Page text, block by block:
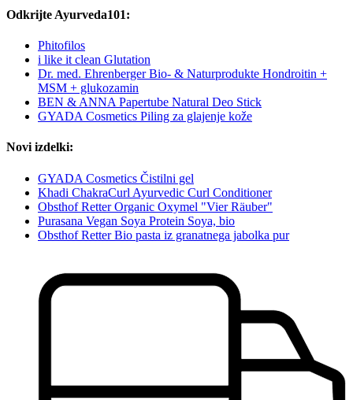
Odkrijte Ayurveda101:
Phitofilos
i like it clean Glutation
Dr. med. Ehrenberger Bio- & Naturprodukte Hondroitin +
MSM + glukozamin
BEN & ANNA Papertube Natural Deo Stick
GYADA Cosmetics Piling za glajenje kože
Novi izdelki:
GYADA Cosmetics Čistilni gel
Khadi ChakraCurl Ayurvedic Curl Conditioner
Obsthof Retter Organic Oxymel "Vier Räuber"
Purasana Vegan Soya Protein Soya, bio
Obsthof Retter Bio pasta iz granatnega jabolka pur